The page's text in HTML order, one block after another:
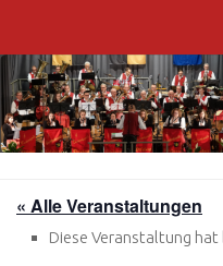
« Alle Veranstaltungen
Diese Veranstaltung